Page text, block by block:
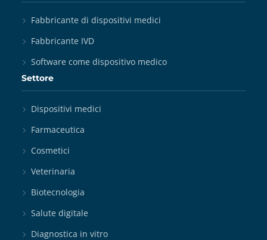
Fabbricante di dispositivi medici
Fabbricante IVD
Software come dispositivo medico
Settore
Dispositivi medici
Farmaceutica
Cosmetici
Veterinaria
Biotecnologia
Salute digitale
Diagnostica in vitro